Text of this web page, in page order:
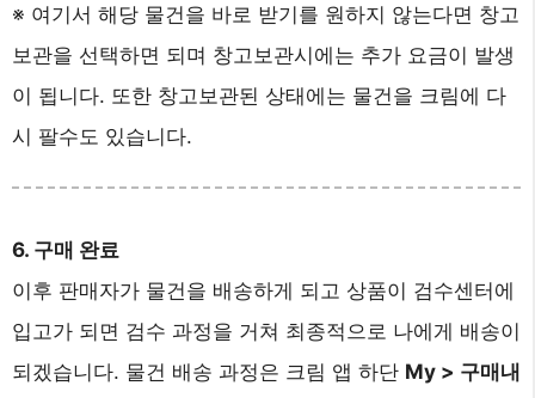
※ 여기서 해당 물건을 바로 받기를 원하지 않는다면 창고
보관을 선택하면 되며 창고보관시에는 추가 요금이 발생
이 됩니다. 또한 창고보관된 상태에는 물건을 크림에 다
시 팔수도 있습니다.
6. 구매 완료
이후 판매자가 물건을 배송하게 되고 상품이 검수센터에
입고가 되면 검수 과정을 거쳐 최종적으로 나에게 배송이
되겠습니다. 물건 배송 과정은 크림 앱 하단 My > 구매내